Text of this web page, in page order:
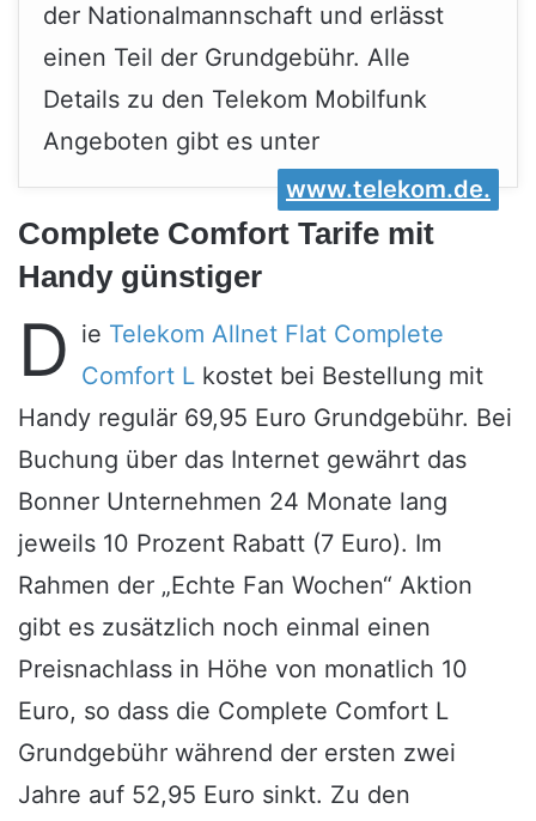
der Nationalmannschaft und erlässt
einen Teil der Grundgebühr. Alle
Details zu den Telekom Mobilfunk
Angeboten gibt es unter
www.telekom.de.
Complete Comfort Tarife mit
Handy günstiger
D ie Telekom Allnet Flat Complete
Comfort L kostet bei Bestellung mit
Handy regulär 69,95 Euro Grundgebühr. Bei
Buchung über das Internet gewährt das
Bonner Unternehmen 24 Monate lang
jeweils 10 Prozent Rabatt (7 Euro). Im
Rahmen der „Echte Fan Wochen“ Aktion
gibt es zusätzlich noch einmal einen
Preisnachlass in Höhe von monatlich 10
Euro, so dass die Complete Comfort L
Grundgebühr während der ersten zwei
Jahre auf 52,95 Euro sinkt. Zu den